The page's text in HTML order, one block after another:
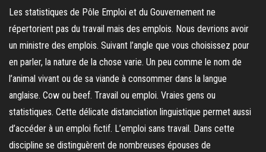
Les statistiques de Pôle Emploi et du Gouvernement ne
répertorient pas du travail mais des emplois. Nous devrions avoir
un ministre des emplois. Suivant l’angle que vous choisissez pour
en parler, la nature de la chose varie. Un peu comme le nom de
l’animal vivant ou de sa viande à consommer dans la langue
anglaise. Cow ou beef. Travail ou emploi. Vraies gens ou
statistiques. Cette délicate distanciation linguistique permet aussi
d’accéder à un emploi fictif. L’emploi sans travail. Dans cette
discipline se distinguèrent de nombreuses épouses de